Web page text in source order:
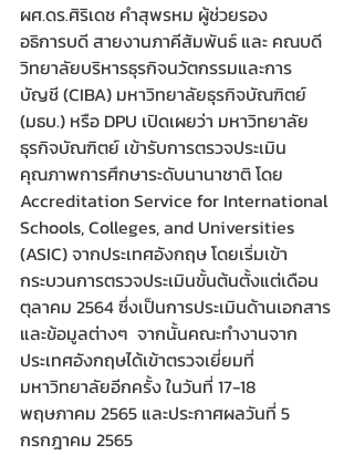
ผศ.ดร.ศิริเดช คำสุพรหม ผู้ช่วยรอง
อธิการบดี สายงานภาคีสัมพันธ์ และ คณบดี
วิทยาลัยบริหารธุรกิจนวัตกรรมและการ
บัญชี (CIBA) มหาวิทยาลัยธุรกิจบัณฑิตย์
(มธบ.) หรือ DPU เปิดเผยว่า มหาวิทยาลัย
ธุรกิจบัณฑิตย์ เข้ารับการตรวจประเมิน
คุณภาพการศึกษาระดับนานาชาติ โดย
Accreditation Service for International
Schools, Colleges, and Universities
(ASIC) จากประเทศอังกฤษ โดยเริ่มเข้า
กระบวนการตรวจประเมินขั้นต้นตั้งแต่เดือน
ตุลาคม 2564 ซึ่งเป็นการประเมินด้านเอกสาร
และข้อมูลต่างๆ  จากนั้นคณะทำงานจาก
ประเทศอังกฤษได้เข้าตรวจเยี่ยมที่
มหาวิทยาลัยอีกครั้ง ในวันที่ 17-18
พฤษภาคม 2565 และประกาศผลวันที่ 5
กรกฎาคม 2565